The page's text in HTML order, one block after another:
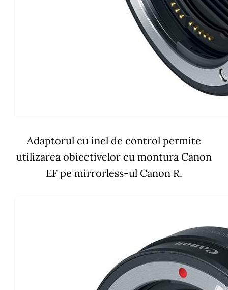
Adaptorul cu inel de control permite
utilizarea obiectivelor cu montura Canon
EF pe mirrorless-ul Canon R.